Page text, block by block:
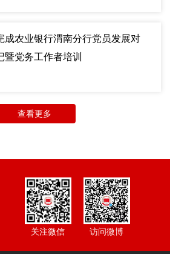
成农业银行渭南分行党员发展对
党务工作者培训
查看更多
访问微博
关注微信